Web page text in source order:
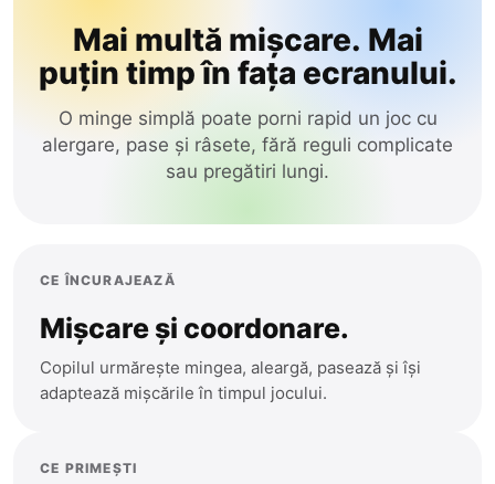
Mai multă mișcare. Mai
puțin timp în fața ecranului.
O minge simplă poate porni rapid un joc cu
alergare, pase și râsete, fără reguli complicate
sau pregătiri lungi.
CE ÎNCURAJEAZĂ
Mișcare și coordonare.
Copilul urmărește mingea, aleargă, pasează și își
adaptează mișcările în timpul jocului.
CE PRIMEȘTI